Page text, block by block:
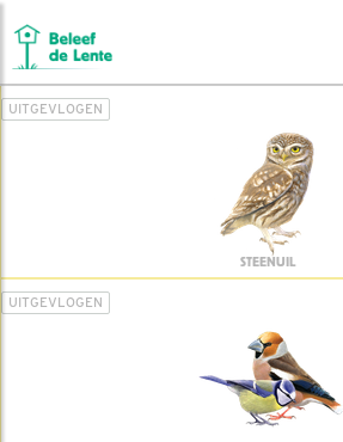
UITGEVLOGEN
STEENUIL
UITGEVLOGEN